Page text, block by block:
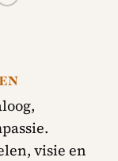
visie en